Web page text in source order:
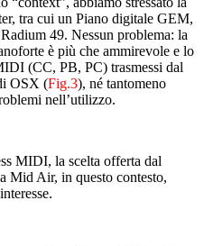
tra cui un Piano digitale GEM,
49. Nessun problema: la
è più che ammirevole e lo
(CC, PB, PC) trasmessi dal
OSX (Fig.3), né tantomeno
nell’utilizzo.
MIDI, la scelta offerta dal
Mid Air, in questo contesto,